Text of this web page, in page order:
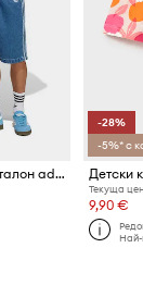
Детски дънков къс панталон adidas Originals
-28%
-5%* с
Детски
Текуща
9,90 €
Най-